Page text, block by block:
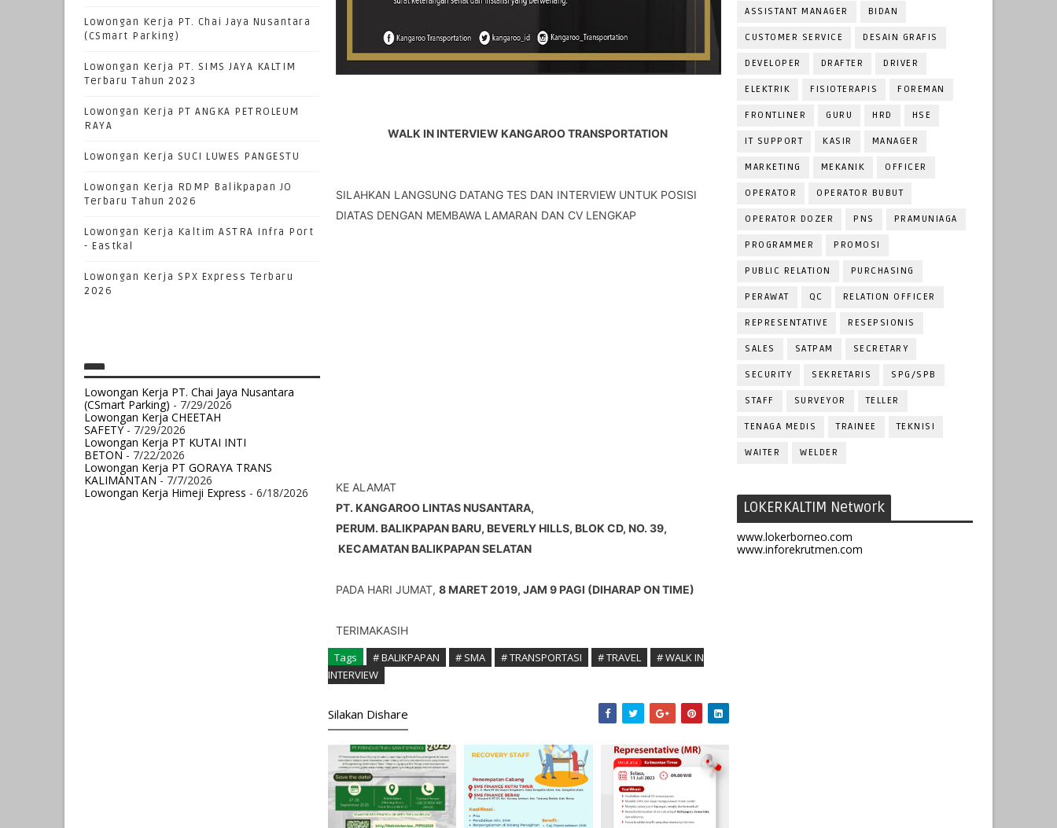
Lowongan Kerja PT. Chai Jaya Nusantara
(CSmart Parking)
Lowongan Kerja PT. SIMS JAYA KALTIM
Terbaru Tahun 2023
Lowongan Kerja PT ANGKA PETROLEUM
RAYA
Lowongan Kerja SUCI LUWES PANGESTU
Lowongan Kerja RDMP Balikpapan JO
Terbaru Tahun 2026
Lowongan Kerja Kaltim ASTRA Infra Port
- Eastkal
Lowongan Kerja SPX Express Terbaru
2026
Lowongan Kerja PT. Chai Jaya Nusantara
(CSmart Parking) - 7/29/2026
Lowongan Kerja CHEETAH
SAFETY- 7/29/2026
Lowongan Kerja PT KUTAI INTI
BETON- 7/22/2026
Lowongan Kerja PT GORAYA TRANS
KALIMANTAN- 7/7/2026
Lowongan Kerja Himeji Express - 6/18/2026
WALK IN INTERVIEW KANGAROO TRANSPORTATION
SILAHKAN LANGSUNG DATANG TES DAN INTERVIEW UNTUK POSISI
KE ALAMAT
PT. KANGAROO LINTAS NUSANTARA,
PERUM. BALIKPAPAN BARU, BEVERLY HILLS, BLOK CD, NO. 39,
KECAMATAN BALIKPAPAN SELATAN
PADA HARI JUMAT, 8 MARET 2019, JAM 9 PAGI (DIHARAP ON TIME)
TERIMAKASIH
Tags # BALIKPAPAN # SMA # TRANSPORTASI # TRAVEL
# WALK IN
INTERVIEW
Silakan Dishare
ASSISTANT MANAGER BIDAN
CUSTOMER SERVICE DESAIN GRAFIS
DEVELOPER DRAFTER DRIVER
ELEKTRIK FISIOTERAPIS FOREMAN
FRONTLINER GURU HRD HSE
IT SUPPORT KASIR MANAGER
MARKETING MEKANIK OFFICER
OPERATOR OPERATOR BUBUT
OPERATOR DOZER PNS PRAMUNIAGA
PROGRAMMER PROMOSI
PUBLIC RELATION PURCHASING
PERAWAT QC RELATION OFFICER
REPRESENTATIVE RESEPSIONIS
SALES SATPAM SECRETARY
SECURITY SEKRETARIS SPG/SPB
STAFF SURVEYOR TELLER
TENAGA MEDIS TRAINEE TEKNISI
WAITER WELDER
LOKERKALTIM Network
www.lokerborneo.com
www.inforekrutmen.com